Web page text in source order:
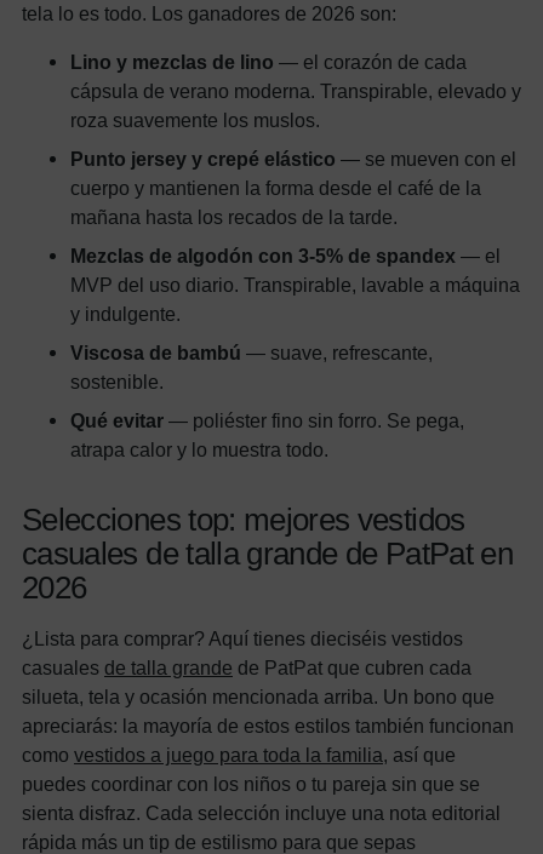
tela lo es todo. Los ganadores de 2026 son:
Lino y mezclas de lino — el corazón de cada
cápsula de verano moderna. Transpirable, elevado y
roza suavemente los muslos.
Punto jersey y crepé elástico — se mueven con el
cuerpo y mantienen la forma desde el café de la
mañana hasta los recados de la tarde.
Mezclas de algodón con 3-5% de spandex — el
MVP del uso diario. Transpirable, lavable a máquina
y indulgente.
Viscosa de bambú — suave, refrescante,
sostenible.
Qué evitar — poliéster fino sin forro. Se pega,
atrapa calor y lo muestra todo.
Selecciones top: mejores vestidos
casuales de talla grande de PatPat en
2026
¿Lista para comprar? Aquí tienes dieciséis vestidos
casuales de talla grande de PatPat que cubren cada
silueta, tela y ocasión mencionada arriba. Un bono que
apreciarás: la mayoría de estos estilos también funcionan
como vestidos a juego para toda la familia , así que
puedes coordinar con los niños o tu pareja sin que se
sienta disfraz. Cada selección incluye una nota editorial
rápida más un tip de estilismo para que sepas